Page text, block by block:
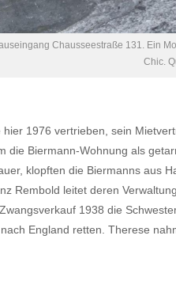
Chausseestraße 131. Ein
Chic.
1976 vertrieben, sein
die Biermann-Wohnung als
klopften die Biermanns aus
Rembold leitet deren
1938 die
England retten. Therese